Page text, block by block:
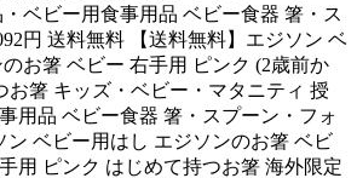
ベビー用食事用品 ベビー食器 箸・ス
円 送料無料 【送料無料】エジソン ベ
お箸 ベビー 右手用 ピンク (2歳前か
お箸 キッズ・ベビー・マタニティ 授
用品 ベビー食器 箸・スプーン・フォ
ン ベビー用はし エジソンのお箸 ベビ
用 ピンク はじめて持つお箸 海外限定